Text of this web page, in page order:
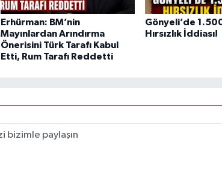
Erhürman: BM’nin
Mayınlardan Arındırma
Önerisini Türk Tarafı Kabul
Etti, Rum Tarafı Reddetti
Gönyeli’de
Hırsızlık İddiası!